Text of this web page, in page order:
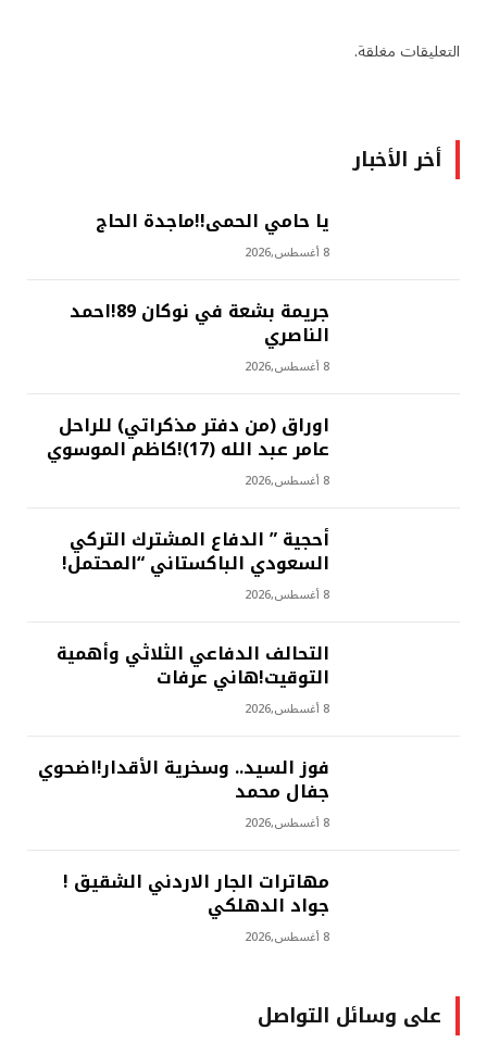
التعليقات مغلقة.
أخر الأخبار
يا حامي الحمى!!ماجدة الحاج
8 أغسطس,2026
جريمة بشعة في نوكان 89!احمد
الناصري
8 أغسطس,2026
اوراق (من دفتر مذكراتي) للراحل
عامر عبد الله (17)!كاظم الموسوي
8 أغسطس,2026
أحجية ” الدفاع المشترك التركي
السعودي الباكستاني “المحتمل!
8 أغسطس,2026
التحالف الدفاعي الثلاثي وأهمية
التوقيت!هاني عرفات
8 أغسطس,2026
فوز السيد.. وسخرية الأقدار!اضحوي
جفال محمد
8 أغسطس,2026
مهاترات الجار الاردني الشقيق !
جواد الدهلكي
8 أغسطس,2026
على وسائل التواصل